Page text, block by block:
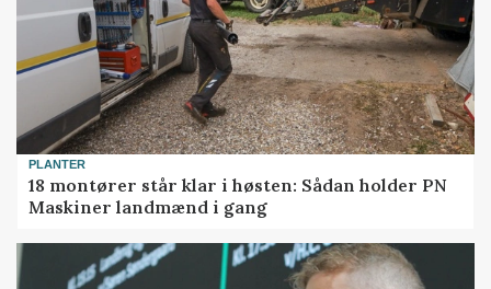
PLANTER
18 montører står klar i høsten: Sådan holder PN
Maskiner landmænd i gang